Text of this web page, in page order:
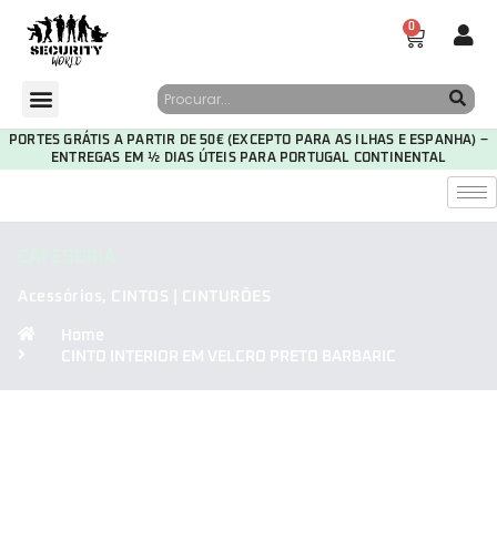
0
PORTES GRÁTIS A PARTIR DE 50€ (EXCEPTO PARA AS ILHAS E ESPANHA) –
ENTREGAS EM ½ DIAS ÚTEIS PARA PORTUGAL CONTINENTAL
Acessórios, CINTOS | CINTURÕES
Home
CINTO INTERIOR EM VELCRO PRETO BARBARIC